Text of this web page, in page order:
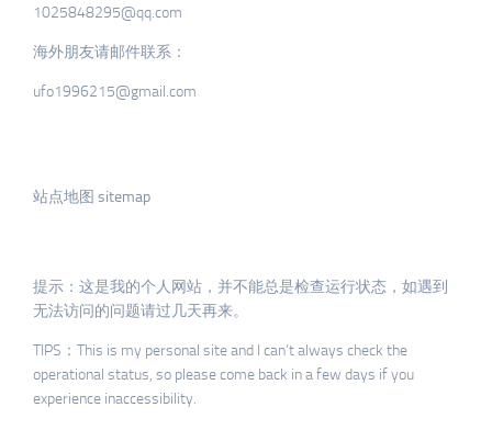
1025848295@qq.com
海外朋友请邮件联系：
ufo1996215@gmail.com
站点地图 sitemap
提示：这是我的个人网站，并不能总是检查运行状态，如遇到
无法访问的问题请过几天再来。
TIPS：This is my personal site and I can’t always check the
operational status, so please come back in a few days if you
experience inaccessibility.